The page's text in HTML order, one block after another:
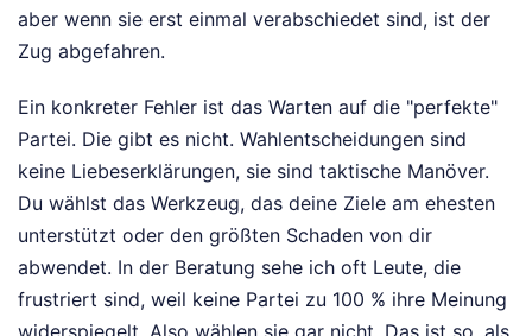
aber wenn sie erst einmal verabschiedet sind, ist der
Zug abgefahren.
Ein konkreter Fehler ist das Warten auf die "perfekte"
Partei. Die gibt es nicht. Wahlentscheidungen sind
keine Liebeserklärungen, sie sind taktische Manöver.
Du wählst das Werkzeug, das deine Ziele am ehesten
unterstützt oder den größten Schaden von dir
abwendet. In der Beratung sehe ich oft Leute, die
frustriert sind, weil keine Partei zu 100 % ihre Meinung
widerspiegelt. Also wählen sie gar nicht. Das ist so, als